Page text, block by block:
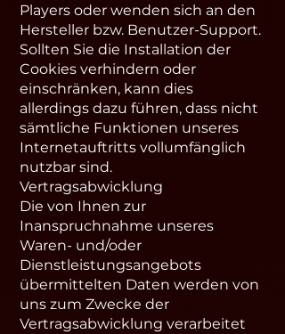
Players oder wenden sich an den
Hersteller bzw. Benutzer-Support.
Sollten Sie die Installation der
Cookies verhindern oder
einschränken, kann dies
allerdings dazu führen, dass nicht
sämtliche Funktionen unseres
Internetauftritts vollumfänglich
nutzbar sind.
Vertragsabwicklung
Die von Ihnen zur
Inanspruchnahme unseres
Waren- und/oder
Dienstleistungsangebots
übermittelten Daten werden von
uns zum Zwecke der
Vertragsabwicklung verarbeitet